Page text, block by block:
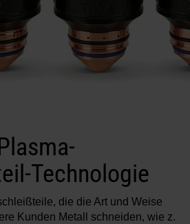
Technologie
die die Art und Weise
Kunden Metall schneiden, wie z.